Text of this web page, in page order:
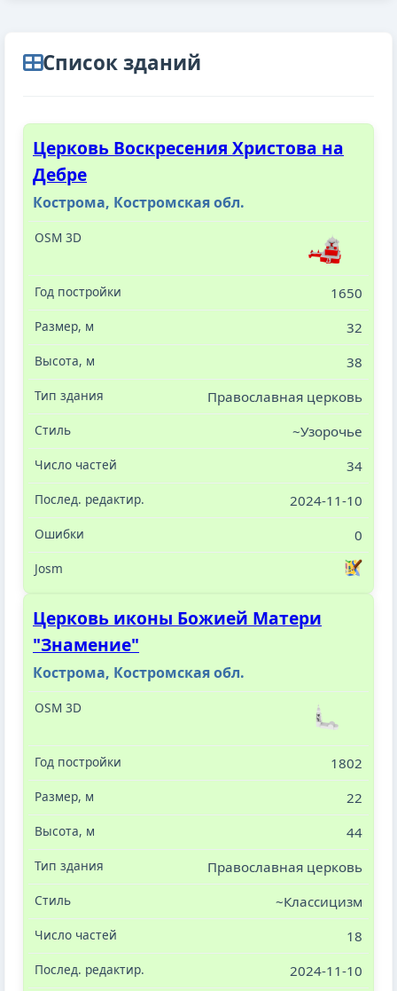
Cписок зданий
Церковь Воскресения Христова на
Дебре
Кострома, Костромская обл.
1650
32
38
Православная церковь
~Узорочье
34
2024-11-10
0
Церковь иконы Божией Матери
"Знамение"
Кострома, Костромская обл.
1802
22
44
Православная церковь
~Классицизм
18
2024-11-10